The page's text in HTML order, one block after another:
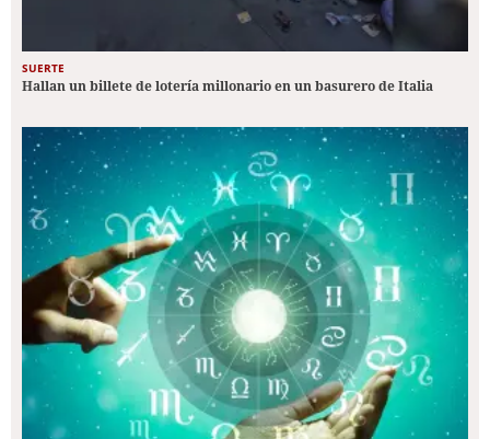
SUERTE
Hallan un billete de lotería millonario en un basurero de Italia